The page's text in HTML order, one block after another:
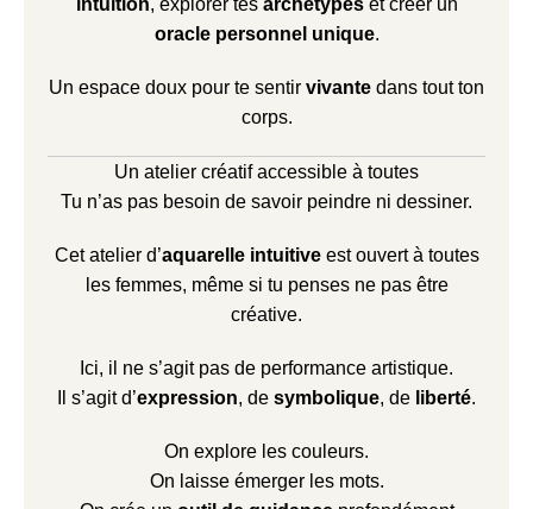
intuition, explorer tes archétypeset créer un
oracle personnel unique.
Un espace doux pour te sentir vivante dans tout ton
corps.
Un atelier créatif accessible à toutes
Tu n’as pas besoin de savoir peindre ni dessiner.
Cet atelier d’aquarelle intuitiveest ouvert à toutes
les femmes, même si tu penses ne pas être
créative.
Ici, il ne s’agit pas de performance artistique.
Il s’agit d’expression, de symbolique, de liberté.
On explore les couleurs.
On laisse émerger les mots.